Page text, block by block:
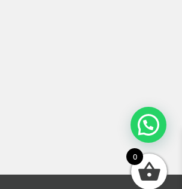
0